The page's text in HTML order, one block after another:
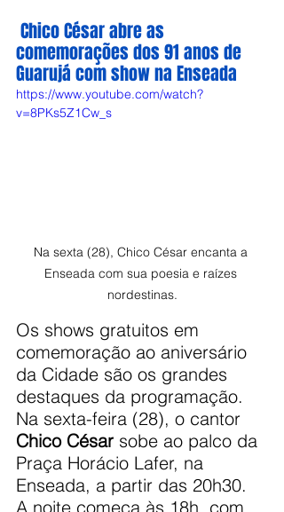
Chico César abre as
comemorações dos 91 anos de
Guarujá com show na Enseada
https://www.youtube.com/watch?
v=8PKs5Z1Cw_s
Na sexta (28), Chico César encanta a
Enseada com sua poesia e raízes
nordestinas.
Os shows gratuitos em
comemoração ao aniversário
da Cidade são os grandes
destaques da programação.
Na sexta-feira (28), o cantor
Chico César sobe ao palco da
Praça Horácio Lafer, na
Enseada, a partir das 20h30.
A noite começa às 18h, com